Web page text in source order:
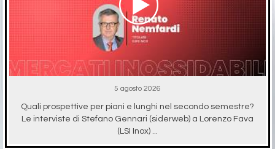
5 agosto 2026
Quali prospettive per piani e lunghi nel secondo semestre?
Le interviste di Stefano Gennari (siderweb) a Lorenzo Fava
(LSI Inox) ...